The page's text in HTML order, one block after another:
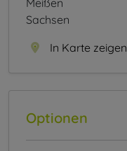
Meißen
Sachsen
In Karte zeigen
Optionen